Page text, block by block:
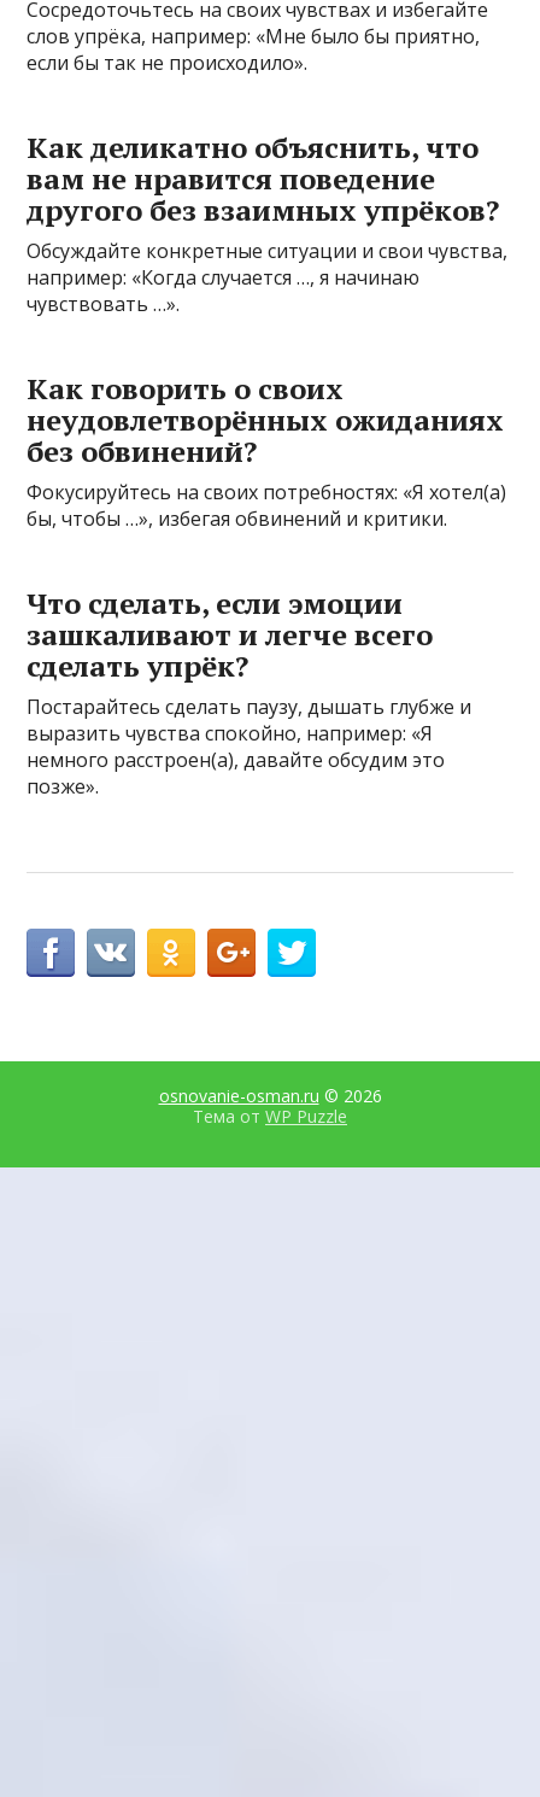
Сосредоточьтесь на своих чувствах и избегайте
слов упрёка, например: «Мне было бы приятно,
если бы так не происходило».
Как деликатно объяснить, что
вам не нравится поведение
другого без взаимных упрёков?
Обсуждайте конкретные ситуации и свои чувства,
например: «Когда случается …, я начинаю
чувствовать …».
Как говорить о своих
неудовлетворённых ожиданиях
без обвинений?
Фокусируйтесь на своих потребностях: «Я хотел(а)
бы, чтобы …», избегая обвинений и критики.
Что сделать, если эмоции
зашкаливают и легче всего
сделать упрёк?
Постарайтесь сделать паузу, дышать глубже и
выразить чувства спокойно, например: «Я
немного расстроен(а), давайте обсудим это
позже».
osnovanie-osman.ru © 2026
Тема от WP Puzzle